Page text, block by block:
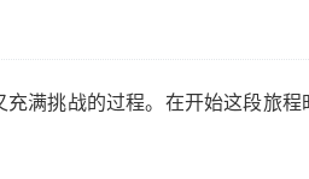
满挑战的过程。在开始这段旅程